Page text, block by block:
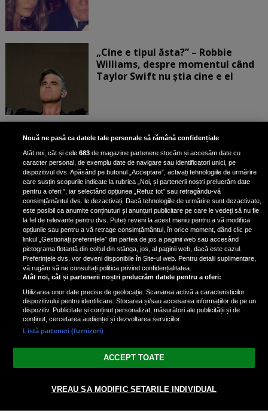
„Cine e tipul ăsta?” – Robbie
Williams, despre momentul când
Taylor Swift nu știa cine e el
Bruce Dickinson, solistul trupei
Iron Maiden, şi-a arătat talentul
de scrimer la un concurs în Franţa
Nicki Minaj, acuzată de agresiune
de fostul manager: Detalii șocante
din proces
Nicki Minaj le-a lăudat pe...
Vezi varianta Desktop
© 2026 radiodcnews.ro | Toate drepturile rezervate.
Nouă ne pasă ca datele tale personale să rămână confidențiale
Atât noi, cât și cele683 de magazine partenere stocăm și accesăm date cu
caracter personal, de exemplu date de navigare sau identificatori unici, pe
dispozitivul dvs. Apăsând pe butonul „Acceptare”, activați tehnologiile de urmărire
care susțin scopurile indicate la rubrica „Noi, și partenerii noștri prelucrăm date
pentru a oferi:”, iar selectând opțiunea „Refuz tot” sau retragându-vă
consimțământul dvs. le dezactivați. Dacă tehnologiile de urmărire sunt dezactivate,
este posibil ca anumite conținuturi și anunțuri publicitare pe care le vedeți să nu fie
la fel de relevante pentru dvs. Puteți reveni la acest meniu pentru a vă modifica
opțiunile sau pentru a vă retrage consimțământul, în orice moment, dând clic pe
linkul „Gestionați preferințele” din partea de jos a paginii web sau accesând
pictograma flotantă din colțul din stânga, jos, al paginii web, dacă este cazul.
Preferințele dvs. vor deveni disponibile în Site-ul web. Pentru detalii suplimentare,
vă rugăm să ne consultați politica privind confidențialitatea.
Atât noi, cât și partenerii noștri prelucrăm datele pentru a oferi:
Utilizarea unor date precise de geolocație. Scanarea activă a caracteristicilor
dispozitivului pentru identificare. Stocarea și/sau accesarea informațiilor de pe un
dispozitiv. Publicitate și conținut personalizat, măsurători ale publicității și de
conținut, cercetarea audienței și dezvoltarea serviciilor.
Listă parteneri (furnizori)
ACCEPT TOATE
VREAU SA MODIFIC SETARILE INDIVIDUAL